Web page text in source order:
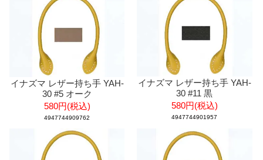
イナズマ レザー持ち手 YAH-
30 #5 オーク
580円(税込)
4947744909762
イナズマ レザー持ち手 YAH-
30 #11 黒
580円(税込)
4947744901957